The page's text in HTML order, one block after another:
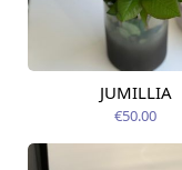
Pieejama no
09.08.2026
JUMILLIA
€50.00